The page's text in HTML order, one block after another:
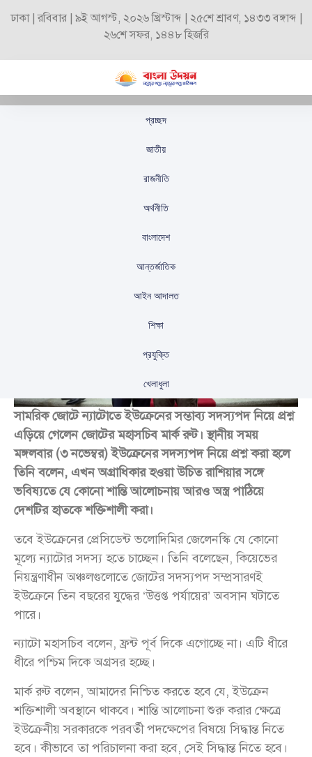
ঢাকা | রবিবার | ৯ই আগস্ট, ২০২৬ খ্রিস্টাব্দ | ২৫শে শ্রাবণ, ১৪৩৩ বঙ্গাব্দ |
২৬শে সফর, ১৪৪৮ হিজরি
প্রচ্ছদ
জাতীয়
রাজনীতি
অর্থনীতি
বাংলাদেশ
আন্তর্জাতিক
আইন আদালত
শিক্ষা
প্রযুক্তি
খেলাধুলা
ন্যাটোতে ইউক্রেনের
সদস্যপদ নিয়ে প্রশ্ন এড়িয়ে
গেলেন জোটের মহাসচিব
প্রকাশিতঃডিসেম্বর ৪, ২০২৪
সামরিক জোটে ন্যাটোতে ইউক্রেনের সম্ভাব্য সদস্যপদ নিয়ে প্রশ্ন
এড়িয়ে গেলেন জোটের মহাসচিব মার্ক রুট। স্থানীয় সময়
মঙ্গলবার (৩ নভেম্বর) ইউক্রেনের সদস্যপদ নিয়ে প্রশ্ন করা হলে
তিনি বলেন, এখন অগ্রাধিকার হওয়া উচিত রাশিয়ার সঙ্গে
ভবিষ্যতে যে কোনো শান্তি আলোচনায় আরও অস্ত্র পাঠিয়ে
দেশটির হাতকে শক্তিশালী করা।
তবে ইউক্রেনের প্রেসিডেন্ট ভলোদিমির জেলেনস্কি যে কোনো
মূল্যে ন্যাটোর সদস্য হতে চাচ্ছেন। তিনি বলেছেন, কিয়েভের
নিয়ন্ত্রণাধীন অঞ্চলগুলোতে জোটের সদস্যপদ সম্প্রসারণই
ইউক্রেনে তিন বছরের যুদ্ধের ‘উত্তপ্ত পর্যায়ের’ অবসান ঘটাতে
পারে।
ন্যাটো মহাসচিব বলেন, ফ্রন্ট পূর্ব দিকে এগোচ্ছে না। এটি ধীরে
ধীরে পশ্চিম দিকে অগ্রসর হচ্ছে।
মার্ক রুট বলেন, আমাদের নিশ্চিত করতে হবে যে, ইউক্রেন
শক্তিশালী অবস্থানে থাকবে। শান্তি আলোচনা শুরু করার ক্ষেত্রে
ইউক্রেনীয় সরকারকে পরবর্তী পদক্ষেপের বিষয়ে সিদ্ধান্ত নিতে
হবে। কীভাবে তা পরিচালনা করা হবে, সেই সিদ্ধান্ত নিতে হবে।